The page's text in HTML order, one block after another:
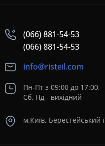
(066) 881-54-53
(066) 881-54-53
info@risteil.com
Пн-Пт з 09:00 до 17:00,
Сб, Нд - вихідний
м.Київ, Берестейський